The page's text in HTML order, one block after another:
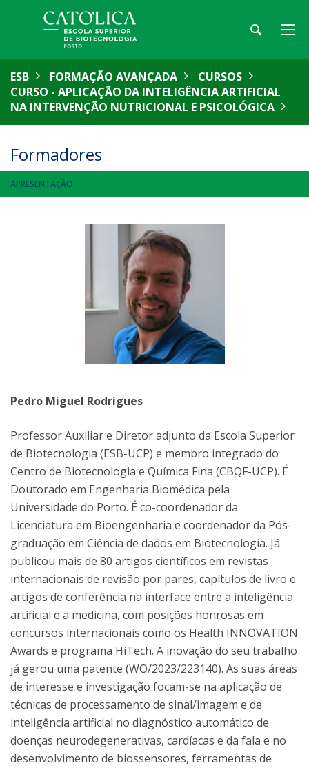
ESB FORMAÇÃO AVANÇADA
CURSOS
CURSO - APLICAÇÃO DA INTELIGÊNCIA ARTIFICIAL
NA INTERVENÇÃO NUTRICIONAL E PSICOLÓGICA
Formadores
APRESENTAÇÃO
Pedro Miguel Rodrigues
Professor Auxiliar e Diretor adjunto da Escola Superior
de Biotecnologia (ESB-UCP) e membro integrado do
Centro de Biotecnologia e Química Fina (CBQF-UCP). É
Doutorado em Engenharia Biomédica pela
Universidade do Porto. É co-coordenador da
Licenciatura em Bioengenharia e coordenador da Pós-
graduação em Ciência de dados em Biotecnologia. Já
publicou mais de 80 artigos científicos em revistas
internacionais de revisão por pares, capítulos de livro e
artigos de conferência na interface entre a inteligência
artificial e a medicina, com posições honrosas em
concursos internacionais como os Health INNOVATION
Awards e programa HiTech. A inovação do seu trabalho
já gerou uma patente (WO/2023/223140). As suas áreas
de interesse e investigação focam-se na aplicação de
técnicas de processamento de sinal/imagem e de
inteligência artificial no diagnóstico automático de
doenças neurodegenerativas, cardíacas e da fala e no
desenvolvimento de biossensores, ferramentas de